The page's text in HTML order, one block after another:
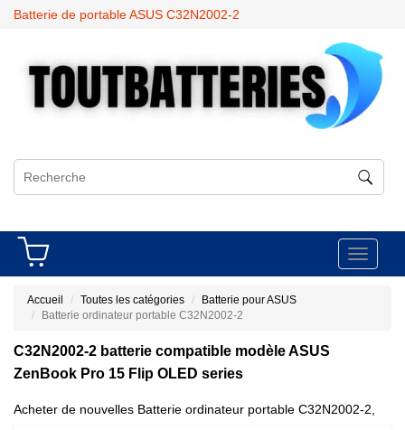
Batterie de portable ASUS C32N2002-2
Toggle
Accueil Toutes les catégories
Batterie pour ASUS
Batterie ordinateur portable C32N2002-2
C32N2002-2 batterie compatible modèle ASUS
ZenBook Pro 15 Flip OLED series
Acheter de nouvelles Batterie ordinateur portable C32N2002-2,